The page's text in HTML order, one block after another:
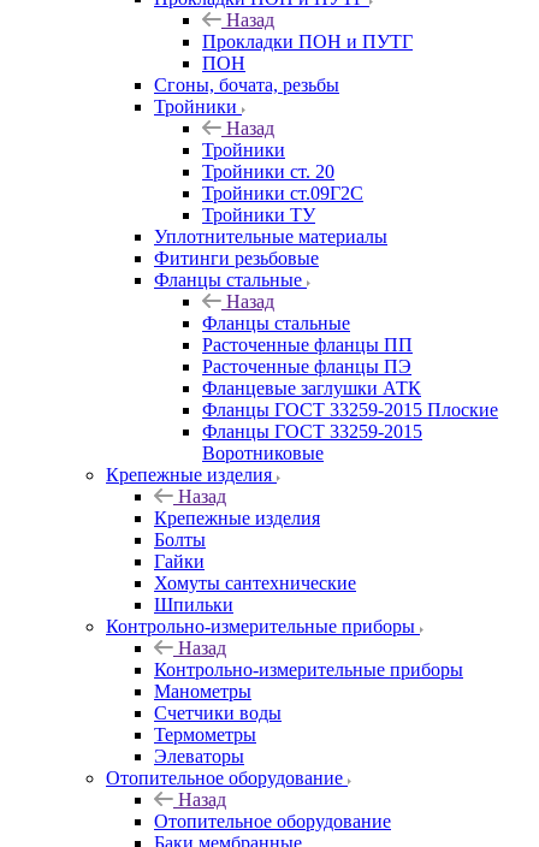
Назад
Прокладки ПОН и ПУТГ
ПОН
Сгоны, бочата, резьбы
Тройники
Назад
Тройники
Тройники ст. 20
Тройники ст.09Г2С
Тройники ТУ
Уплотнительные материалы
Фитинги резьбовые
Фланцы стальные
Назад
Фланцы стальные
Расточенные фланцы ПП
Расточенные фланцы ПЭ
Фланцевые заглушки АТК
Фланцы ГОСТ 33259-2015 Плоские
Фланцы ГОСТ 33259-2015
Воротниковые
Крепежные изделия
Назад
Крепежные изделия
Болты
Гайки
Хомуты сантехнические
Шпильки
Контрольно-измерительные приборы
Назад
Контрольно-измерительные приборы
Манометры
Счетчики воды
Термометры
Элеваторы
Отопительное оборудование
Назад
Отопительное оборудование
Баки мембранные